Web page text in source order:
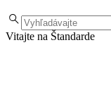
Vitajte na Štandarde